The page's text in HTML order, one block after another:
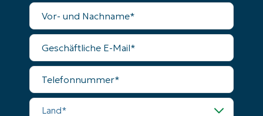
Vollständiger
Name
Geschäftliche
Mail
Telefonnummer
Land